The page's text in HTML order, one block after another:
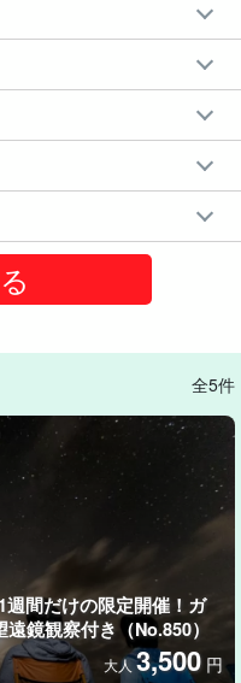
天の星空
星空はまるで天然のプラ
十字星など、本州ではな
ます！
ません。
全5件
週間だけの限定開催！ガ
鏡観察付き（No.850）
大人3,500 円